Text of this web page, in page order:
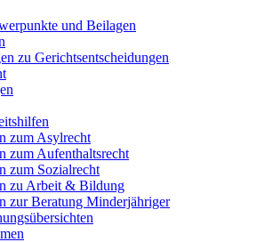
und Beilagen
zu Gerichtsentscheidungen
zum Asylrecht
zum Aufenthaltsrecht
zum Sozialrecht
zu Arbeit & Bildung
zur Beratung Minderjähriger